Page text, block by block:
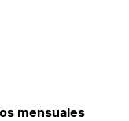
mensuales